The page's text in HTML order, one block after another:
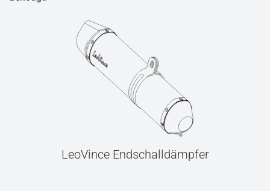
LeoVince Endschalldämpfer